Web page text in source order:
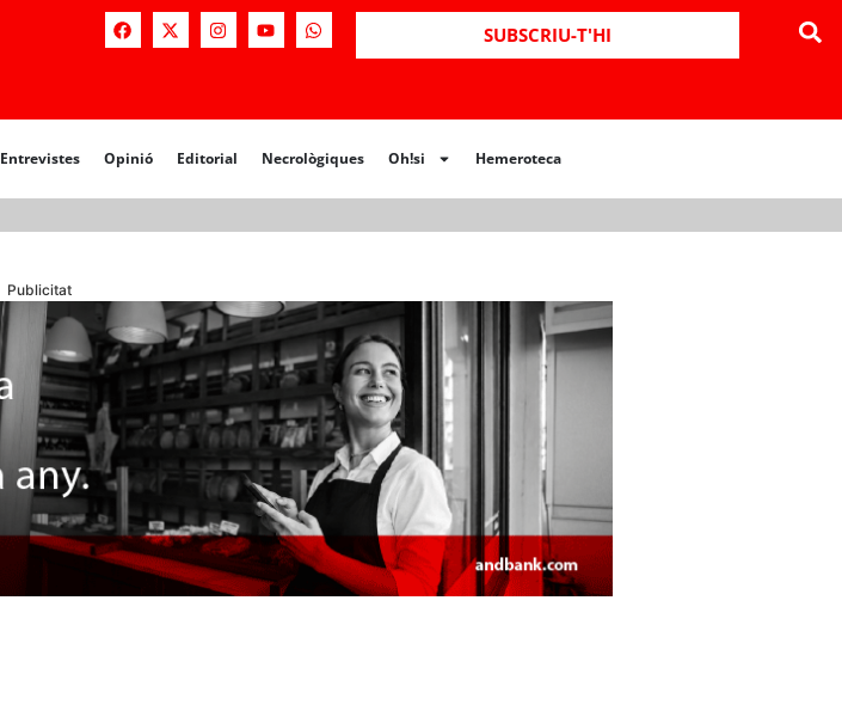
SUBSCRIU-T'HI
Entrevistes Opinió Editorial Necrològiques Oh!si Hemeroteca
Opinió Editorial Necrològiques Hemeroteca
Publicitat